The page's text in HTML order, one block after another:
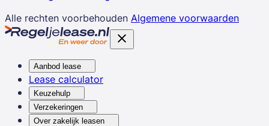
Alle rechten voorbehouden Algemene voorwaarden
Aanbod lease
Lease calculator
Keuzehulp
Verzekeringen
Over zakelijk leasen